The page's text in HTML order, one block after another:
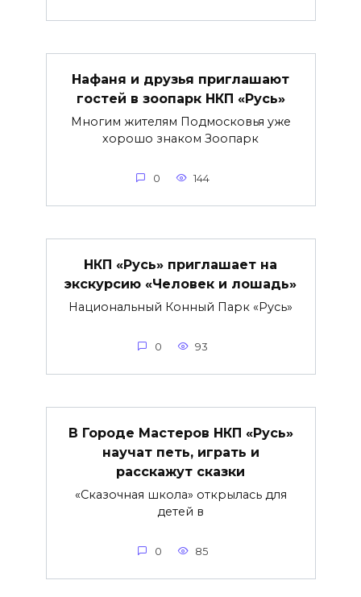
Нафаня и друзья приглашают
гостей в зоопарк НКП «Русь»
Многим жителям Подмосковья уже
хорошо знаком Зоопарк
0 144
НКП «Русь» приглашает на
экскурсию «Человек и лошадь»
Национальный Конный Парк «Русь»
0 93
В Городе Мастеров НКП «Русь»
научат петь, играть и
расскажут сказки
«Сказочная школа» открылась для
детей в
0 85